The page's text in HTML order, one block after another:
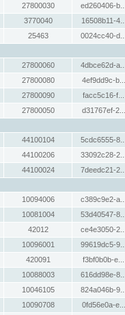
27800030 ed260406-b...
3770040 16508b11-4...
25463 0024cc40-d...
27800060 4dbce62d-a...
27800080 4ef9dd9c-b...
27800090 facc5c16-f...
27800050 d31767ef-2...
44100104 5cdc6555-8...
44100206 33092c28-2...
44100024 7deedc21-2...
10094006 c389c9e2-a...
10081004 53d40547-8...
42012 ce4e3050-2...
10096001 99619dc5-9...
420091 f3bf0b0b-e...
10088003 616dd98e-8...
10046105 824a046b-9...
10090708 0fd56e0a-e...